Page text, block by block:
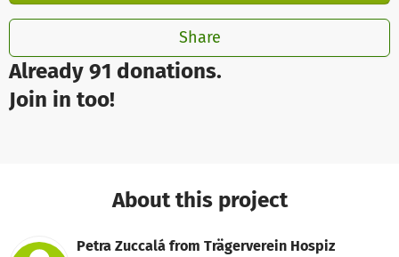
Already 91 donations.
Join in too!
Share
About this project
Petra Zuccalá from Trägerverein Hospiz